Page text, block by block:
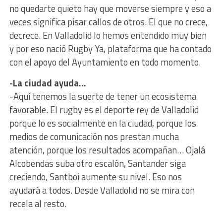
no quedarte quieto hay que moverse siempre y eso a
veces significa pisar callos de otros. El que no crece,
decrece. En Valladolid lo hemos entendido muy bien
y por eso nació Rugby Ya, plataforma que ha contado
con el apoyo del Ayuntamiento en todo momento.
-La ciudad ayuda…
-Aquí tenemos la suerte de tener un ecosistema
favorable. El rugby es el deporte rey de Valladolid
porque lo es socialmente en la ciudad, porque los
medios de comunicación nos prestan mucha
atención, porque los resultados acompañan… Ojalá
Alcobendas suba otro escalón, Santander siga
creciendo, Santboi aumente su nivel. Eso nos
ayudará a todos. Desde Valladolid no se mira con
recela al resto.